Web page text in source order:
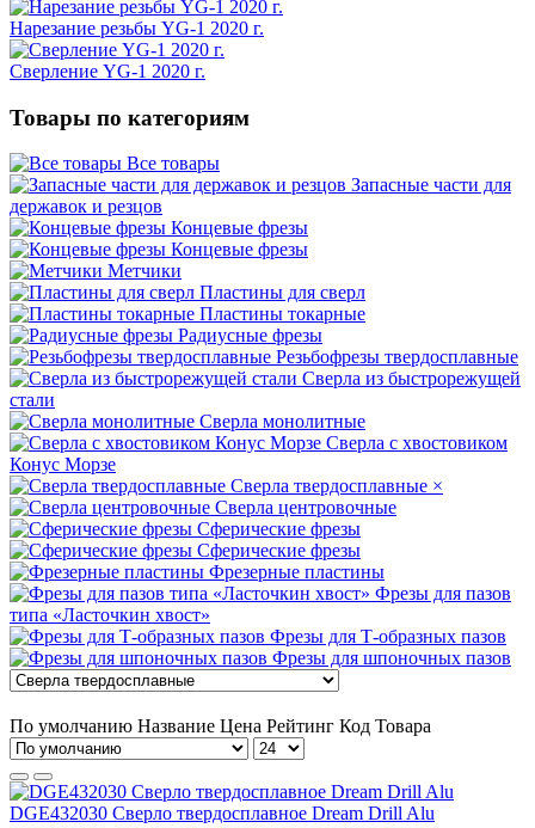
Нарезание резьбы YG-1 2020 г.
Сверление YG-1 2020 г.
Товары по категориям
Все товары
Запасные части для
державок и резцов
Концевые фрезы
Концевые фрезы
Метчики
Пластины для сверл
Пластины токарные
Радиусные фрезы
Резьбофрезы твердосплавные
Сверла из быстрорежущей
стали
Сверла монолитные
Сверла с хвостовиком
Конус Морзе
Сверла твердосплавные ×
Сверла центровочные
Сферические фрезы
Сферические фрезы
Фрезерные пластины
Фрезы для пазов
типа «Ласточкин хвост»
Фрезы для Т-образных пазов
Фрезы для шпоночных пазов
По умолчанию Название Цена Рейтинг Код Товара
DGE432030 Сверло твердосплавное Dream Drill Alu